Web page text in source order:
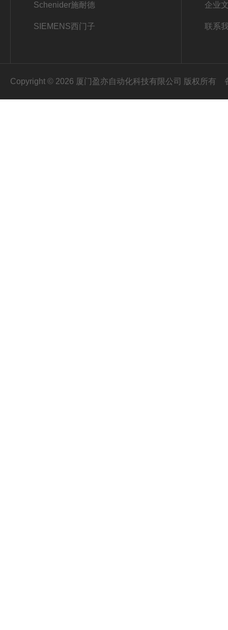
Schenider施耐德
SIEMENS西门子
企业
联系
Copyright © 2026 厦门盈亦自动化科技有限公司 版权所有